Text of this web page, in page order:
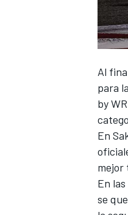
Al
para
by
En
mejor
En
se